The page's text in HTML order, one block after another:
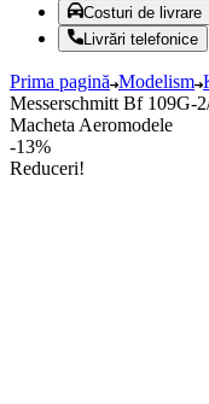
Costuri de livrare
Livrări telefonice
Prima pagină Modelism
Messerschmitt Bf 109G-
Macheta Aeromodele
-13%
Reduceri!